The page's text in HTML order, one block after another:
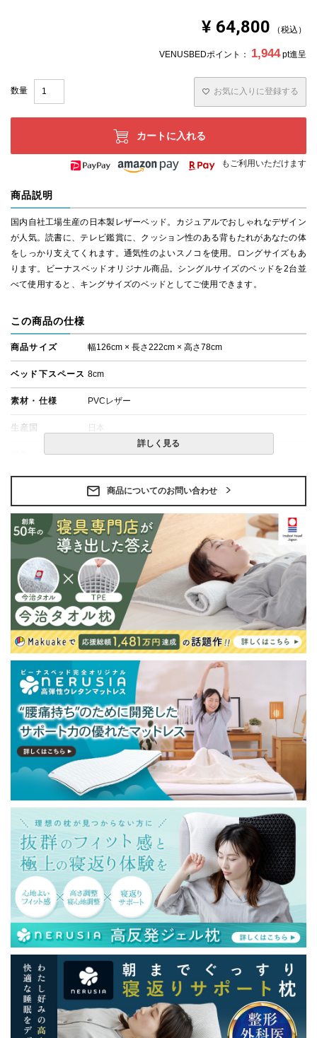
¥ 64,800 税込
VENUSBEDポイント： 1,944 pt進呈
お気に入りに登録する
カートに入れる
もご利用いただけます
商品説明
国内自社工場生産の日本製レザーベッド。カジュアルでおしゃれなデザイン
が人気。読書に、テレビ鑑賞に、クッション性のある背もたれがあなたの体
をしっかり支えてくれます。通気性のよいスノコを使用。ロングサイズもあ
ります。ビーナスベッドオリジナル商品。シングルサイズのベッドを2台並
べて使用すると、キングサイズのベッドとしてご使用できます。
この商品の仕様
商品サイズ 幅126cm × 長さ222cm × 高さ78cm
ベッド下スペース 8cm
素材・仕様 PVCレザー
生産国 日本
・組立設置無料！
・価格はベッドフレームのみの金額です。
・配送日指定OK！
が発生する場合がございます。また発送予定も変更にな
る場合があります。
※できる限り実際の色を再現するよう心がけております
が、閲覧環境により誤差がでる場合がございますのでご
了承ください。
詳しく見る
商品についてのお問い合わせ